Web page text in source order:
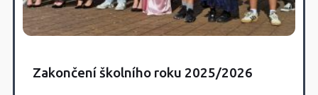
Zakončení školního roku 2025/2026